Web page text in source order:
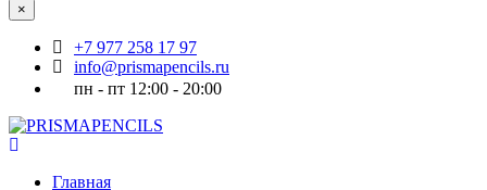
×
+7 977 258 17 97
info@prismapencils.ru
пн - пт 12:00 - 20:00
Главная